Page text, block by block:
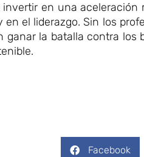
en una
el liderazgo. Sin los
la batalla contra los
Facebook